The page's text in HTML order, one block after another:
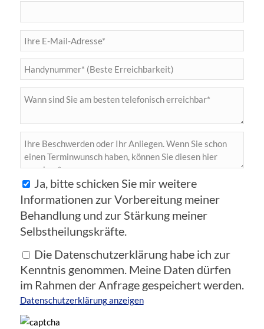
Ja, bitte schicken Sie mir weitere
Informationen zur Vorbereitung meiner
Behandlung und zur Stärkung meiner
Selbstheilungskräfte.
Die Datenschutzerklärung habe ich zur
Kenntnis genommen. Meine Daten dürfen
im Rahmen der Anfrage gespeichert werden.
Datenschutzerklärung anzeigen